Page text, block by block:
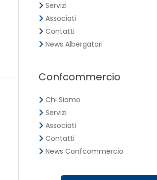
Servizi
Associati
Contatti
News Albergatori
Confcommercio
Chi Siamo
Servizi
Associati
Contatti
News Confcommercio